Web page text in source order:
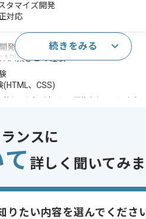
タマイズ開発
対応
発経験(5年以上)
API繋ぎこみ経験
(HTML、CSS)
Cloud Platform , Microsoft Azure ,
, Git , Jenkins
トフォンアプリ
実績あり , 長期プロジェクト
続きをみる
ンスに
詳しく聞いてみ
りたい内容を選んでくださ